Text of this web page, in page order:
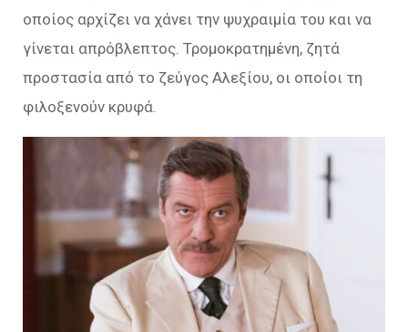
οποίος αρχίζει να χάνει την ψυχραιμία του και να
γίνεται απρόβλεπτος. Τρομοκρατημένη, ζητά
προστασία από το ζεύγος Αλεξίου, οι οποίοι τη
φιλοξενούν κρυφά.